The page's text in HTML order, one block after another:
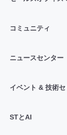
コミュニティ
ニュースセンター
イベント & 技術
STとAI